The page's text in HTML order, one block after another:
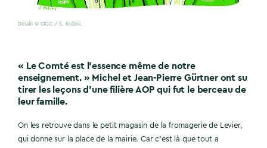
Dessin © CIGC / S. Rubini.
« Le Comté est l’essence même de notre
enseignement. » Michel et Jean-Pierre Gürtner ont su
tirer les leçons d’une filière AOP qui fut le berceau de
leur famille.
On les retrouve dans le petit magasin de la fromagerie de Levier,
qui donne sur la place de la mairie. Car c’est là que tout a